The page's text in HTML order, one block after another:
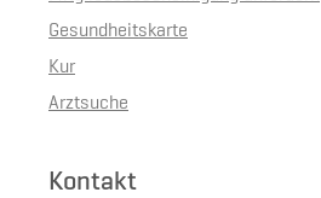
Gesundheitskarte
Kur
Arztsuche
Kontakt